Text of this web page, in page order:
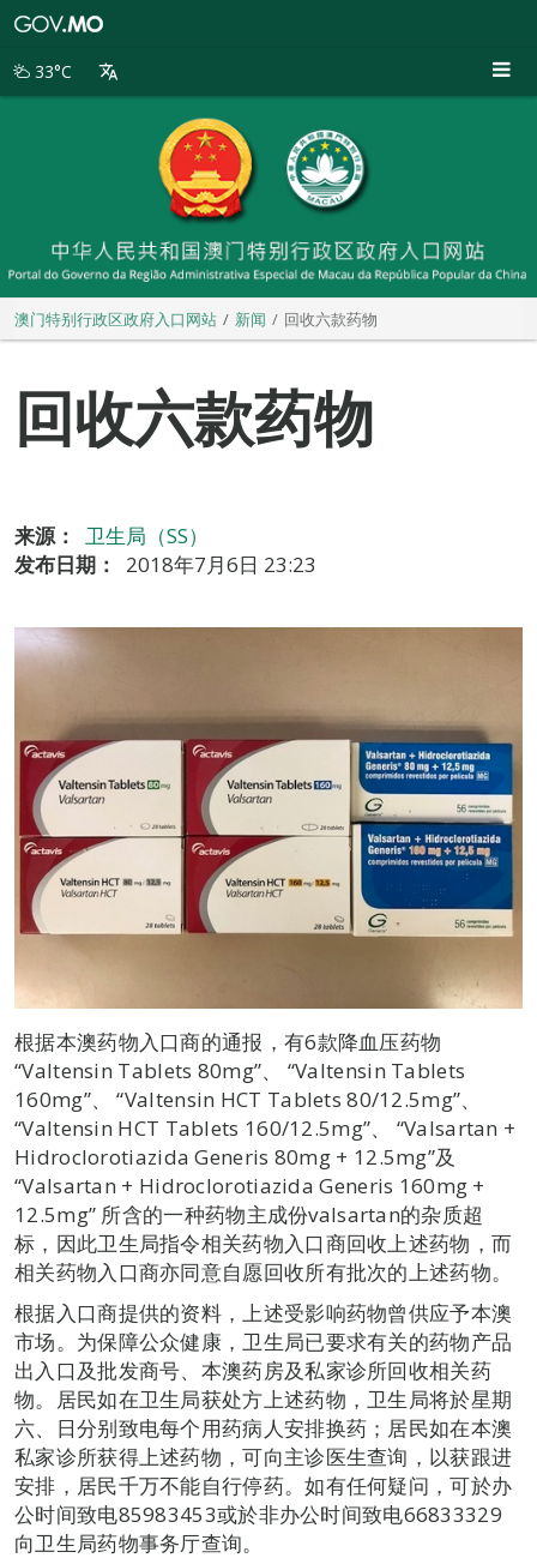
别
33°C
澳门特别行政区政府入口网站 新闻 回收六款药物
回收六款药物
来源：
卫生局（SS）
发布日期：
2018年7月6日 23:23
根据本澳药物入口商的通报，有6款降血压药物
“Valtensin Tablets 80mg”、 “Valtensin Tablets
160mg”、 “Valtensin HCT Tablets 80/12.5mg”、
“Valtensin HCT Tablets 160/12.5mg”、 “Valsartan +
Hidroclorotiazida Generis 80mg + 12.5mg”及
“Valsartan + Hidroclorotiazida Generis 160mg +
12.5mg” 所含的一种药物主成份valsartan的杂质超
标，因此卫生局指令相关药物入口商回收上述药物，而
相关药物入口商亦同意自愿回收所有批次的上述药物。
根据入口商提供的资料，上述受影响药物曾供应予本澳
市场。为保障公众健康，卫生局已要求有关的药物产品
出入口及批发商号、本澳药房及私家诊所回收相关药
物。居民如在卫生局获处方上述药物，卫生局将於星期
六、日分别致电每个用药病人安排换药；居民如在本澳
私家诊所获得上述药物，可向主诊医生查询，以获跟进
安排，居民千万不能自行停药。如有任何疑问，可於办
公时间致电85983453或於非办公时间致电66833329
向卫生局药物事务厅查询。